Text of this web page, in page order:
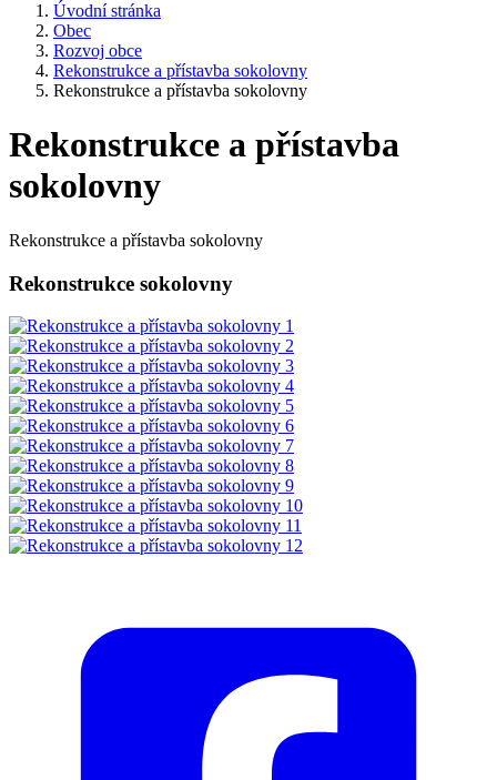
Úvodní stránka
Obec
Rozvoj obce
Rekonstrukce a přístavba sokolovny
Rekonstrukce a přístavba sokolovny
Rekonstrukce a přístavba
sokolovny
Rekonstrukce a přístavba sokolovny
Rekonstrukce sokolovny